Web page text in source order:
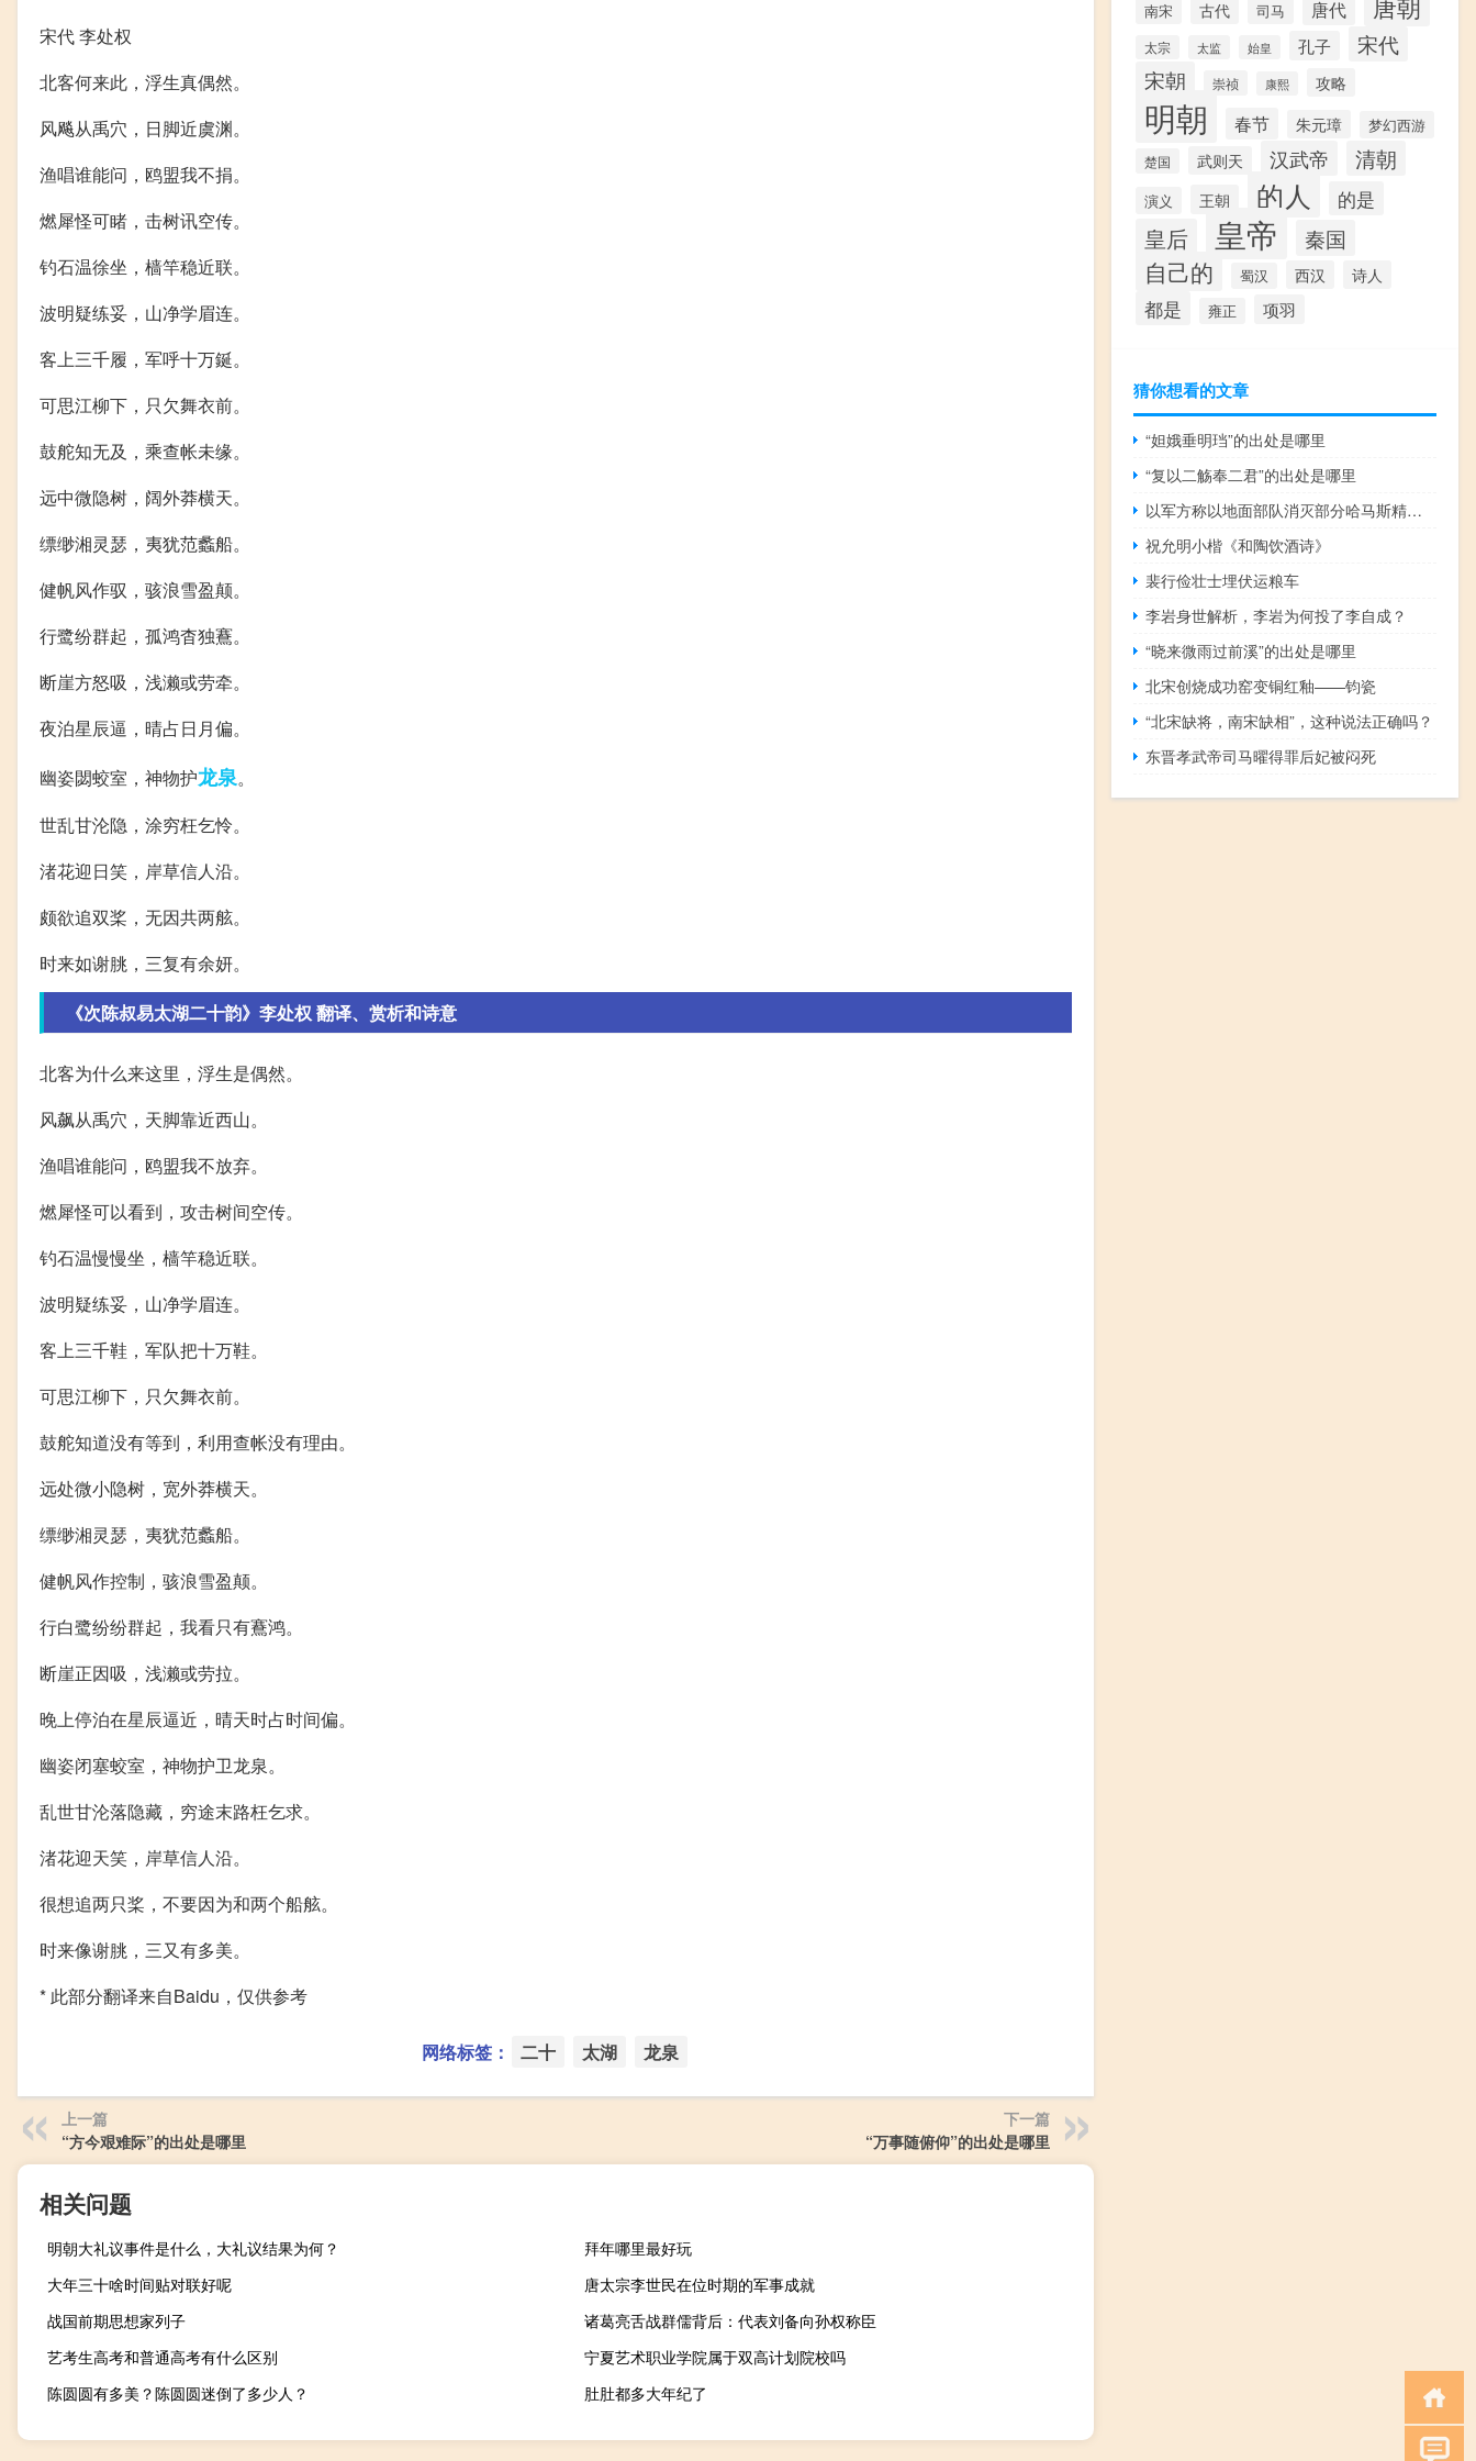
宋代 李处权
北客何来此，浮生真偶然。
风飚从禹穴，日脚近虞渊。
渔唱谁能问，鸥盟我不捐。
燃犀怪可睹，击树讯空传。
钓石温徐坐，樯竿稳近联。
波明疑练妥，山净学眉连。
客上三千履，军呼十万鋋。
可思江柳下，只欠舞衣前。
鼓舵知无及，乘查帐未缘。
远中微隐树，阔外莽横天。
缥缈湘灵瑟，夷犹范蠡船。
健帆风作驭，骇浪雪盈颠。
行鹭纷群起，孤鸿杳独鶱。
断崖方怒吸，浅濑或劳牵。
夜泊星辰逼，晴占日月偏。
幽姿閟蛟室，神物护龙泉。
世乱甘沦隐，涂穷枉乞怜。
渚花迎日笑，岸草信人沿。
颇欲追双桨，无因共两舷。
时来如谢朓，三复有余妍。
《次陈叔易太湖二十韵》李处权 翻译、赏析和诗意
北客为什么来这里，浮生是偶然。
风飙从禹穴，天脚靠近西山。
渔唱谁能问，鸥盟我不放弃。
燃犀怪可以看到，攻击树间空传。
钓石温慢慢坐，樯竿稳近联。
波明疑练妥，山净学眉连。
客上三千鞋，军队把十万鞋。
可思江柳下，只欠舞衣前。
鼓舵知道没有等到，利用查帐没有理由。
远处微小隐树，宽外莽横天。
缥缈湘灵瑟，夷犹范蠡船。
健帆风作控制，骇浪雪盈颠。
行白鹭纷纷群起，我看只有鶱鸿。
断崖正因吸，浅濑或劳拉。
晚上停泊在星辰逼近，晴天时占时间偏。
幽姿闭塞蛟室，神物护卫龙泉。
乱世甘沦落隐藏，穷途末路枉乞求。
渚花迎天笑，岸草信人沿。
很想追两只桨，不要因为和两个船舷。
时来像谢朓，三又有多美。
* 此部分翻译来自Baidu，仅供参考
网络标签： 二十 太湖 龙泉
上一篇
“方今艰难际”的出处是哪里
下一篇
“万事随俯仰”的出处是哪里
相关问题
明朝大礼议事件是什么，大礼议结果为何？
拜年哪里最好玩
大年三十啥时间贴对联好呢
唐太宗李世民在位时期的军事成就
战国前期思想家列子
诸葛亮舌战群儒背后：代表刘备向孙权称臣
艺考生高考和普通高考有什么区别
宁夏艺术职业学院属于双高计划院校吗
陈圆圆有多美？陈圆圆迷倒了多少人？
肚肚都多大年纪了
南宋 古代 司马 唐代
太宗 太监 始皇 孔子 宋代
宋朝 崇祯 康熙 攻略
明朝 春节 朱元璋 梦幻西游
楚国 武则天 汉武帝 清朝
演义 王朝 的人 的是
皇后 皇帝 秦国
自己的 蜀汉 西汉 诗人
都是 雍正 项羽
猜你想看的文章
“妲娥垂明珰”的出处是哪里
“复以二觞奉二君”的出处是哪里
以军方称以地面部队消灭部分哈马斯精锐部队“努赫巴”成员
祝允明小楷《和陶饮酒诗》
裴行俭壮士埋伏运粮车
李岩身世解析，李岩为何投了李自成？
“晓来微雨过前溪”的出处是哪里
北宋创烧成功窑变铜红釉——钧瓷
“北宋缺将，南宋缺相”，这种说法正确吗？
东晋孝武帝司马曜得罪后妃被闷死